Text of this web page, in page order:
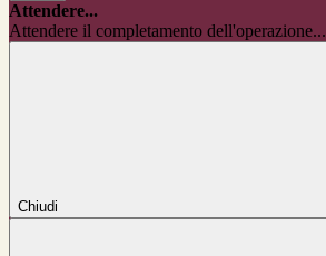
Attendere...
Attendere il completamento dell'operazione...
Chiudi